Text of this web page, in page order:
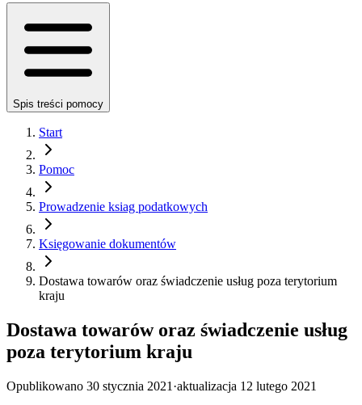
Spis treści pomocy
Start
Pomoc
Prowadzenie ksiag podatkowych
Księgowanie dokumentów
Dostawa towarów oraz świadczenie usług poza terytorium
kraju
Dostawa towarów oraz świadczenie usług
poza terytorium kraju
Opublikowano 30 stycznia 2021 ·aktualizacja 12 lutego 2021